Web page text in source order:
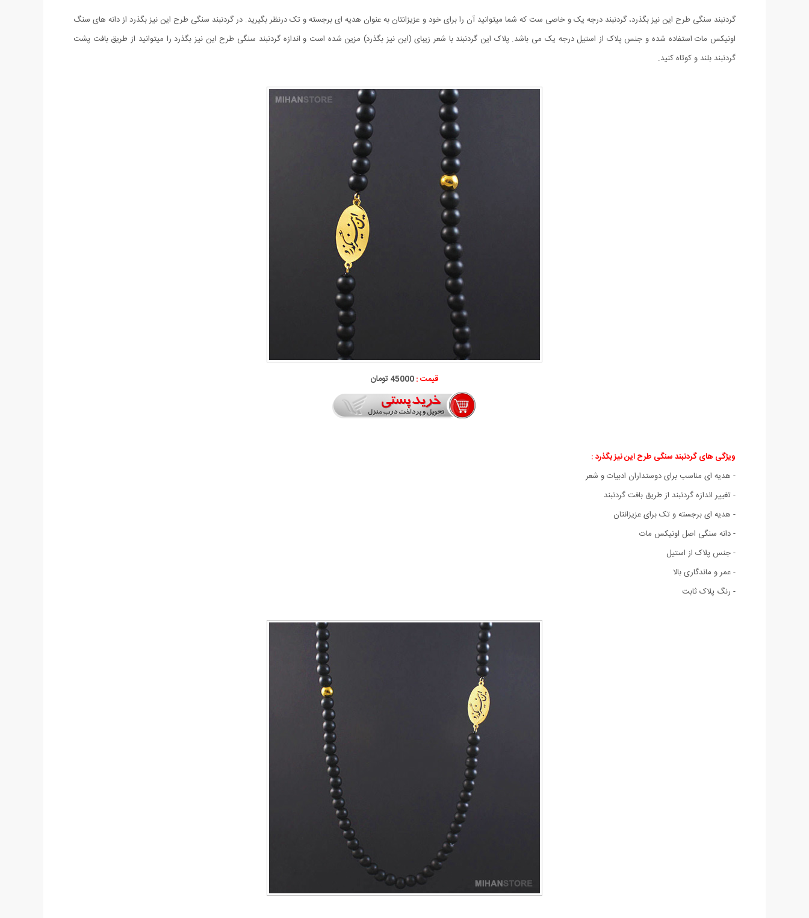
گردنبند سنگی طرح این نیز بگذرد، گردنبند درجه یک و خاصی ست که شما میتوانید آن را برای خود و عزیزانتان به عنوان هدیه ای برجسته و تک درنظر بگیرید. در گردنبند سنگی طرح این نیز بگذرد از دانه های سنگ
اونیکس مات استفاده شده و جنس پلاک از استیل درجه یک می باشد. پلاک این گردنبند با شعر زیبای (این نیز بگذرد) مزین شده است و اندازه گردنبند سنگی طرح این نیز بگذرد را میتوانید از طریق بافت پشت
گردنبند بلند و کوتاه کنید.
قیمت :45000 تومان
ویژگی های گردنبند سنگی طرح این نیز بگذرد :
- هدیه ای مناسب برای دوستداران ادبیات و شعر
- تغییر اندازه گردنبند از طریق بافت گردنبند
- هدیه ای برجسته و تک برای عزیزانتان
- دانه سنگی اصل اونیکس مات
- جنس پلاک از استیل
- عمر و ماندگاری بالا
- رنگ پلاک ثابت